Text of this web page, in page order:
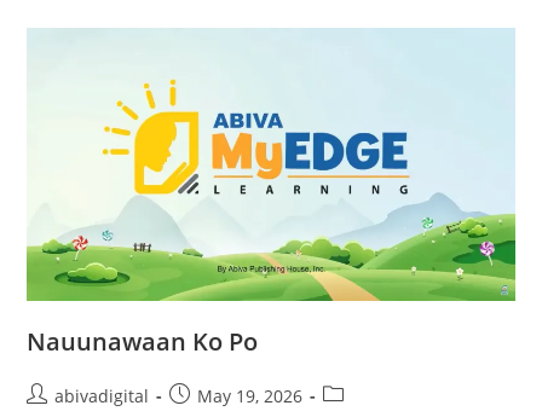
Nauunawaan Ko Po
abivadigital May 19, 2026